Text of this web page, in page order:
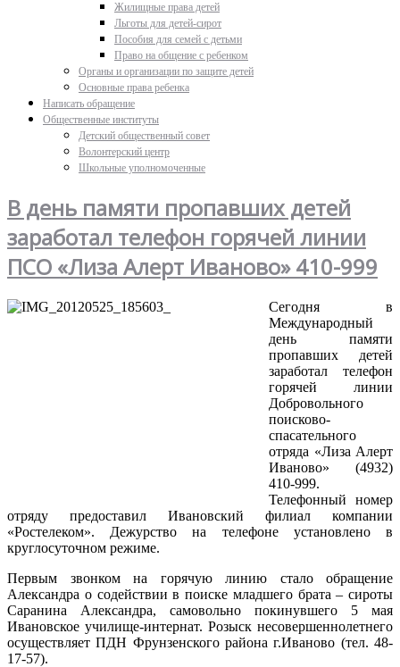
Жилищные права детей
Льготы для детей-сирот
Пособия для семей с детьми
Право на общение с ребенком
Органы и организации по защите детей
Основные права ребенка
Написать обращение
Общественные институты
Детский общественный совет
Волонтерский центр
Школьные уполномоченные
В день памяти пропавших детей
заработал телефон горячей линии
ПСО «Лиза Алерт Иваново» 410-999
Сегодня в
Международный
день памяти
пропавших детей
заработал телефон
горячей линии
Добровольного
поисково-
спасательного
отряда «Лиза Алерт
Иваново» (4932)
410-999.
Телефонный номер
отряду предоставил Ивановский филиал компании
«Ростелеком». Дежурство на телефоне установлено в
круглосуточном режиме.
Первым звонком на горячую линию стало обращение
Александра о содействии в поиске младшего брата – сироты
Саранина Александра, самовольно покинувшего 5 мая
Ивановское училище-интернат. Розыск несовершеннолетнего
осуществляет ПДН Фрунзенского района г.Иваново (тел. 48-
17-57).